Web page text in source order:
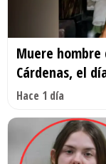
Muere hombre
Cárdenas, el
Hace 1 día